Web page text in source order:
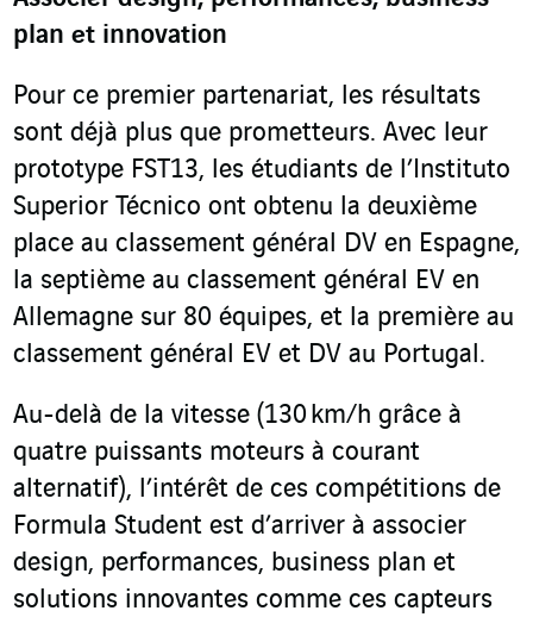
plan et innovation
Pour ce premier partenariat, les résultats
sont déjà plus que prometteurs. Avec leur
prototype FST13, les étudiants de l’Instituto
Superior Técnico ont obtenu la deuxième
place au classement général DV en Espagne,
la septième au classement général EV en
Allemagne sur 80 équipes, et la première au
classement général EV et DV au Portugal.
Au-delà de la vitesse (130 km/h grâce à
quatre puissants moteurs à courant
alternatif), l’intérêt de ces compétitions de
Formula Student est d’arriver à associer
design, performances, business plan et
solutions innovantes comme ces capteurs